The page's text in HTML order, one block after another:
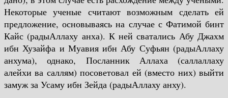
Некоторые ученые считают возможным сделать ей
предложение, основываясь на случае с Фатимой бинт
Кайс (радыАллаху анха). К ней сватались Абу Джахм
ибн Хузайфа и Муавия ибн Абу Суфьян (радыАллаху
анхума), однако, Посланник Аллаха (саллаллаху
алейхи ва саллям) посоветовал ей (вместо них) выйти
замуж за Усаму ибн Зейда (радыАллаху анху).